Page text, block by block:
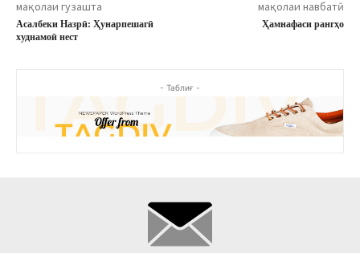
мақолаи гузашта
Асалбеки Назрӣ: Ҳунарпешагӣ
худнамоӣ нест
мақолаи навбатӣ
Ҳамнафаси рангҳо
- Таблиғ -